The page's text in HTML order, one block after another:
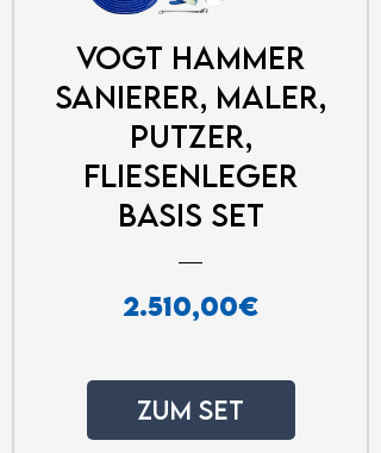
VOGT Hammer
Sanierer, Maler,
Putzer,
Fliesenleger
Basis Set
2.510,00€Preis
zum SET